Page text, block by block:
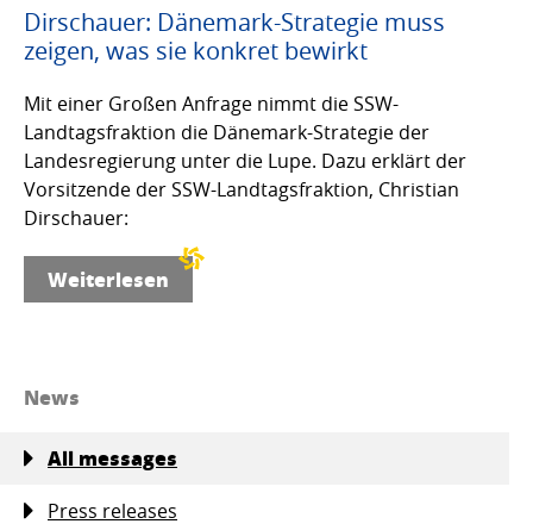
Dirschauer: Dänemark-Strategie muss
zeigen, was sie konkret bewirkt
Mit einer Großen Anfrage nimmt die SSW-
Landtagsfraktion die Dänemark-Strategie der
Landesregierung unter die Lupe. Dazu erklärt der
Vorsitzende der SSW-Landtagsfraktion, Christian
Dirschauer:
Weiterlesen
News
All messages
Press releases